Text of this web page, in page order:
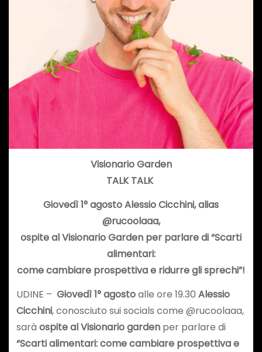
Visionario Garden
TALK TALK
Giovedì 1° agosto Alessio Cicchini, alias
@rucoolaaa,
ospite al Visionario Garden per parlare di “Scarti
alimentari:
come cambiare prospettiva e ridurre gli sprechi”!
UDINE – Giovedì 1° agostoalle ore 19.30 Alessio
Cicchini, conosciuto sui socials come @rucoolaaa,
sarà ospite al Visionario gardenper parlare di
“Scarti alimentari: come cambiare prospettiva e